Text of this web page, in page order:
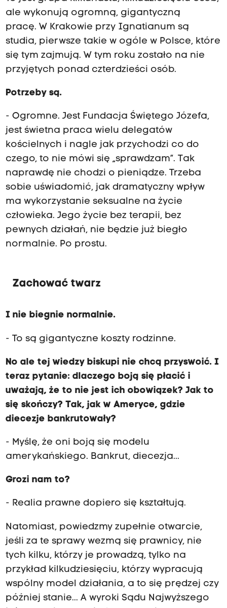
ale wykonują ogromną, gigantyczną
pracę. W Krakowie przy Ignatianum są
studia, pierwsze takie w ogóle w Polsce, które
się tym zajmują. W tym roku zostało na nie
przyjętych ponad czterdzieści osób.
Potrzeby są.
- Ogromne. Jest Fundacja Świętego Józefa,
jest świetna praca wielu delegatów
kościelnych i nagle jak przychodzi co do
czego, to nie mówi się „sprawdzam”. Tak
naprawdę nie chodzi o pieniądze. Trzeba
sobie uświadomić, jak dramatyczny wpływ
ma wykorzystanie seksualne na życie
człowieka. Jego życie bez terapii, bez
pewnych działań, nie będzie już biegło
normalnie. Po prostu.
Zachować twarz
I nie biegnie normalnie.
- To są gigantyczne koszty rodzinne.
No ale tej wiedzy biskupi nie chcą przyswoić. I
teraz pytanie: dlaczego boją się płacić i
uważają, że to nie jest ich obowiązek? Jak to
się skończy? Tak, jak w Ameryce, gdzie
diecezje bankrutowały?
- Myślę, że oni boją się modelu
amerykańskiego. Bankrut, diecezja...
Grozi nam to?
- Realia prawne dopiero się kształtują.
Natomiast, powiedzmy zupełnie otwarcie,
jeśli za te sprawy wezmą się prawnicy, nie
tych kilku, którzy je prowadzą, tylko na
przykład kilkudziesięciu, którzy wypracują
wspólny model działania, a to się prędzej czy
później stanie... A wyroki Sądu Najwyższego